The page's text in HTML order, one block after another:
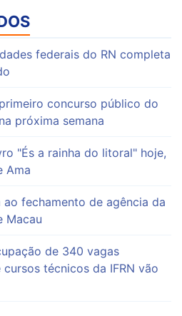
federais do RN completa
concurso público do
próxima semana
"És a rainha do litoral" hoje,
Ama
ao fechamento de agência da
Macau
de 340 vagas
cursos técnicos da IFRN vão